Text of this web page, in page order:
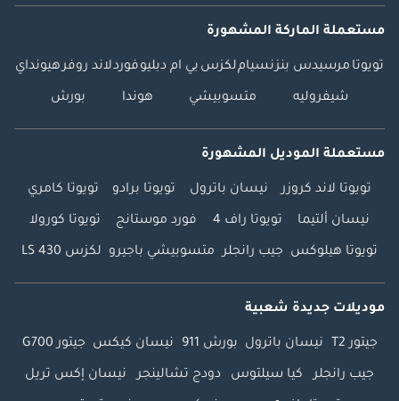
مستعملة الماركة المشهورة
تويوتا مرسيدس بنزنسياملكزس بي ام دبليوفوردلاند روفرهيونداي
شيفروليه متسوبيشي هوندا بورش
مستعملة الموديل المشهورة
تويوتا لاند كروزر نيسان باترول تويوتا برادو تويوتا كامري
نيسان ألتيما تويوتا راف 4 فورد موستانج تويوتا كورولا
تويوتا هيلوكس جيب رانجلر متسوبيشي باجيرو لكزس LS 430
موديلات جديدة شعبية
جيتور T2 نيسان باترول بورش 911 نيسان كيكس جيتور G700
جيب رانجلر كيا سيلتوس دودج تشالينجر نيسان إكس تريل